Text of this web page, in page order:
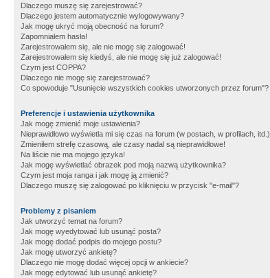
Dlaczego muszę się zarejestrować?
Dlaczego jestem automatycznie wylogowywany?
Jak mogę ukryć moją obecność na forum?
Zapomniałem hasła!
Zarejestrowałem się, ale nie mogę się zalogować!
Zarejestrowałem się kiedyś, ale nie mogę się już zalogować!
Czym jest COPPA?
Dlaczego nie mogę się zarejestrować?
Co spowoduje "Usunięcie wszystkich cookies utworzonych przez forum"?
Preferencje i ustawienia użytkownika
Jak mogę zmienić moje ustawienia?
Nieprawidłowo wyświetla mi się czas na forum (w postach, w profilach, itd.)
Zmieniłem strefę czasową, ale czasy nadal są nieprawidłowe!
Na liście nie ma mojego języka!
Jak mogę wyświetlać obrazek pod moją nazwą użytkownika?
Czym jest moja ranga i jak mogę ją zmienić?
Dlaczego muszę się zalogować po kliknięciu w przycisk "e-mail"?
Problemy z pisaniem
Jak utworzyć temat na forum?
Jak mogę wyedytować lub usunąć posta?
Jak mogę dodać podpis do mojego postu?
Jak mogę utworzyć ankietę?
Dlaczego nie mogę dodać więcej opcji w ankiecie?
Jak mogę edytować lub usunąć ankietę?